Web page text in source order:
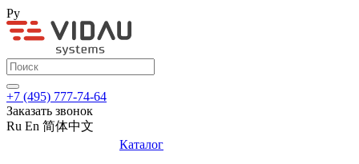
Ру
+7 (495) 777-74-64
Заказать звонок
Ru En 简体中文
Каталог